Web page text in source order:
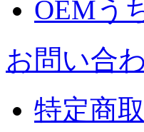
OEMう
お問い合
特定商